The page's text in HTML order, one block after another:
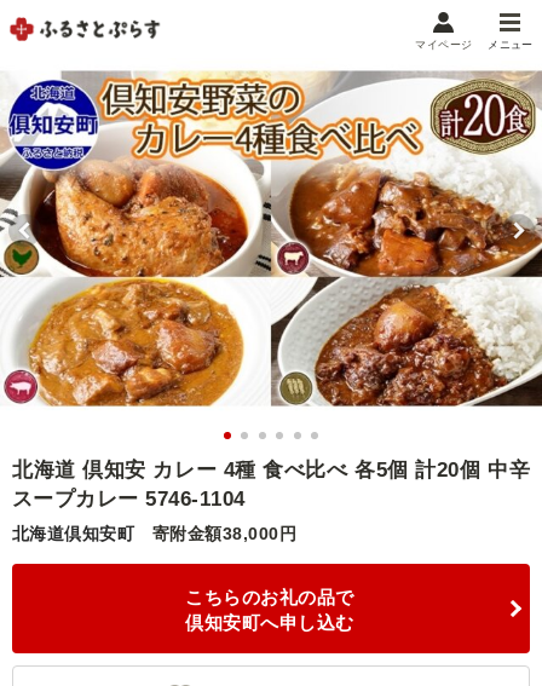
メニュー
マイメニュー
マイページ
お気に入り 閲覧履歴
メニュー
お礼の品から探す
お礼の品をカテゴリや金額で絞り込み
自治体から探す
ランキング
特集・おすすめ
マイページ
北海道 倶知安 カレー 4種 食べ比べ 各5個 計20個 中辛
スープカレー 5746-1104
北海道倶知安町 寄附金額38,000円
こちらのお礼の品で
倶知安町へ申し込む